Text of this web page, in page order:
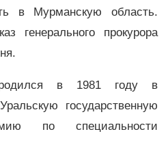
в Мурманскую область.
генерального прокурора
в 1981 году в
государственную
по специальности